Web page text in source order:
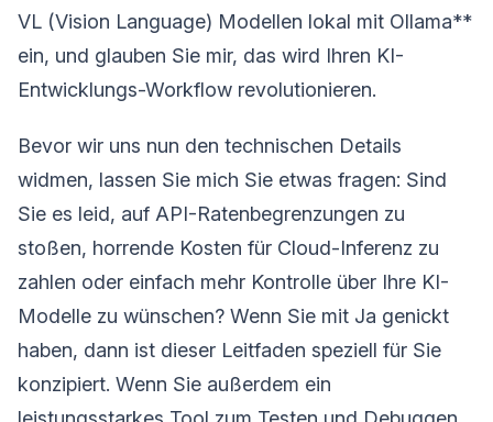
VL (Vision Language) Modellen lokal mit Ollama**
ein, und glauben Sie mir, das wird Ihren KI-
Entwicklungs-Workflow revolutionieren.
Bevor wir uns nun den technischen Details
widmen, lassen Sie mich Sie etwas fragen: Sind
Sie es leid, auf API-Ratenbegrenzungen zu
stoßen, horrende Kosten für Cloud-Inferenz zu
zahlen oder einfach mehr Kontrolle über Ihre KI-
Modelle zu wünschen? Wenn Sie mit Ja genickt
haben, dann ist dieser Leitfaden speziell für Sie
konzipiert. Wenn Sie außerdem ein